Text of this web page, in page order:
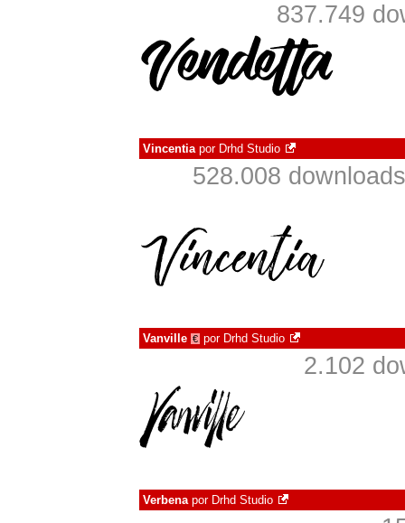
837.749
Vincentiapor Drhd Studio
528.008
Vanville € por Drhd Studio
2.102
Verbenapor Drhd Studio